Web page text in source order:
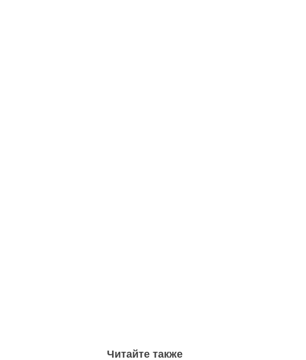
Читайте также